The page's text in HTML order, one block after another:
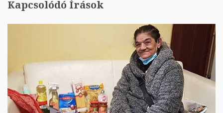
Kapcsolódó Írások